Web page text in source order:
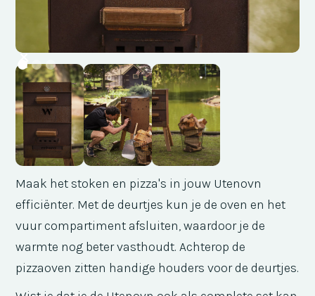
Maak het stoken en pizza's in jouw Utenovn
efficiënter. Met de deurtjes kun je de oven en het
vuur compartiment afsluiten, waardoor je de
warmte nog beter vasthoudt. Achterop de
pizzaoven zitten handige houders voor de deurtjes.